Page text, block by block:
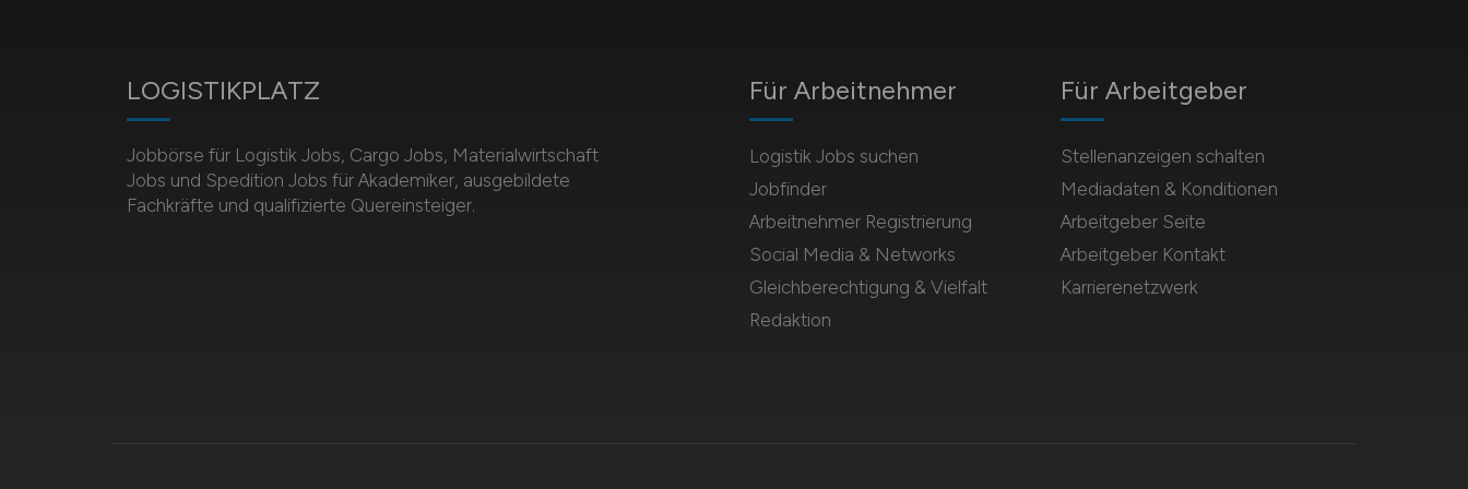
LOGISTIKPLATZ
Jobbörse für Logistik Jobs, Cargo Jobs, Materialwirtschaft
Jobs und Spedition Jobs für Akademiker, ausgebildete
Fachkräfte und qualifizierte Quereinsteiger.
Für Arbeitnehmer
Logistik Jobs suchen
Jobfinder
Arbeitnehmer Registrierung
Social Media & Networks
Gleichberechtigung & Vielfalt
Redaktion
Für Arbeitgeber
Stellenanzeigen schalten
Mediadaten & Konditionen
Arbeitgeber Seite
Arbeitgeber Kontakt
Karrierenetzwerk